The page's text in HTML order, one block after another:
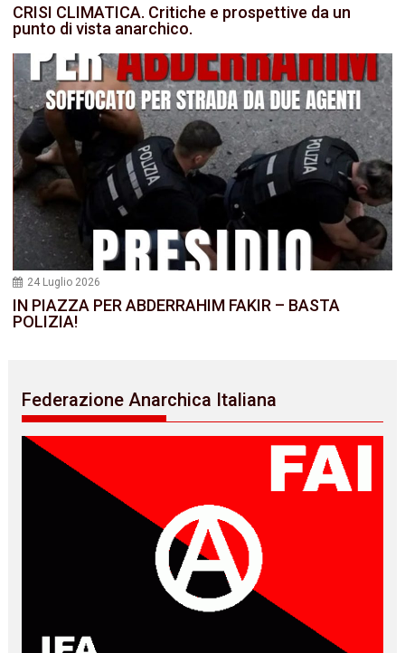
CRISI CLIMATICA. Critiche e prospettive da un
punto di vista anarchico.
24 Luglio 2026
IN PIAZZA PER ABDERRAHIM FAKIR – BASTA
POLIZIA!
Federazione Anarchica Italiana